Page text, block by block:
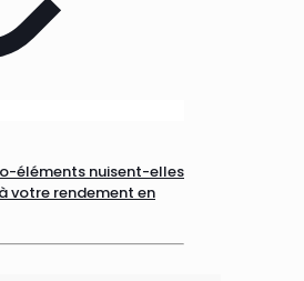
éléments nuisent-elles
votre rendement en